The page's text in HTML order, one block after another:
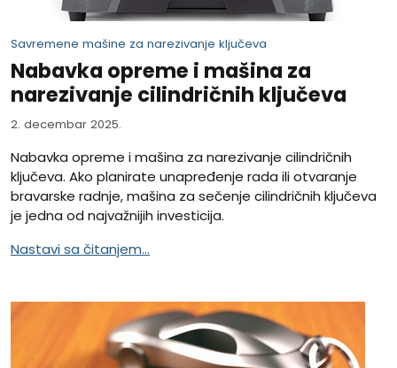
Savremene mašine za narezivanje ključeva
Nabavka opreme i mašina za
narezivanje cilindričnih ključeva
2. decembar 2025.
Nabavka opreme i mašina za narezivanje cilindričnih
ključeva. Ako planirate unapređenje rada ili otvaranje
bravarske radnje, mašina za sečenje cilindričnih ključeva
je jedna od najvažnijih investicija.
Nastavi sa čitanjem...